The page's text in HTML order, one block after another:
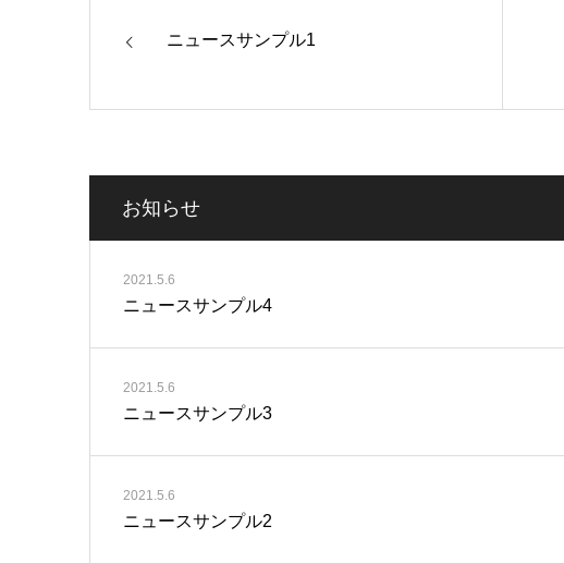
ニュースサンプル1
お知らせ
2021.5.6
ニュースサンプル4
2021.5.6
ニュースサンプル3
2021.5.6
ニュースサンプル2